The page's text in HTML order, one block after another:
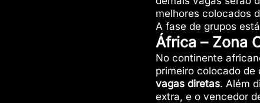
melhores colocados
A fase de grupos
África – Zona
No continente
primeiro colocado de
vagas diretas. Além
extra, e o vencedor